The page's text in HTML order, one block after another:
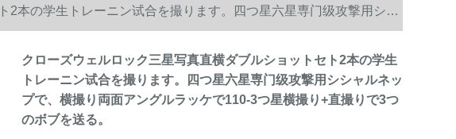
2本の学生トレーニン试合を撮ります。四つ星六星専门级攻撃用シシ
り+直撮りで3つのボブを送る。
クローズウェルロック三星写真直横ダブルショットセト2本の学生
トレーニン试合を撮ります。四つ星六星専门级攻撃用シシャルネッ
プで、横撮り両面アングルラッケで110-3つ星横撮り+直撮りで3つ
のボブを送る。